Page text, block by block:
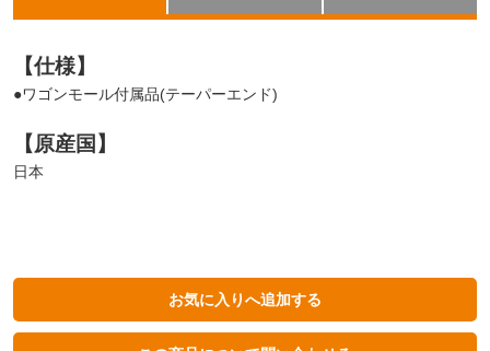
【仕様】
●ワゴンモール付属品(テーパーエンド)
【原産国】
日本